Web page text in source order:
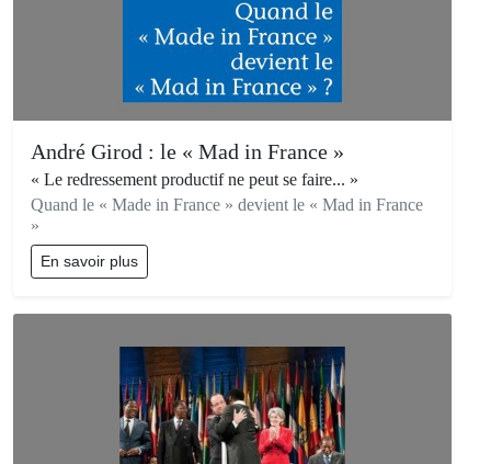
André Girod : le « Mad in France »
« Le redressement productif ne peut se faire... »
Quand le « Made in France » devient le « Mad in France
»
En savoir plus